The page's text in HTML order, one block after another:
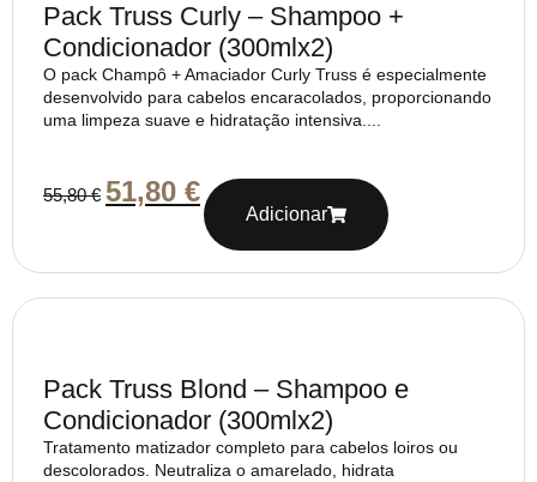
Pack Truss Curly – Shampoo +
Condicionador (300mlx2)
O pack Champô + Amaciador Curly Truss é especialmente
desenvolvido para cabelos encaracolados, proporcionando
uma limpeza suave e hidratação intensiva....
55,80€ 51,80 €
Adicionar
Pack Truss Blond – Shampoo e
Condicionador (300mlx2)
Tratamento matizador completo para cabelos loiros ou
descolorados. Neutraliza o amarelado, hidrata